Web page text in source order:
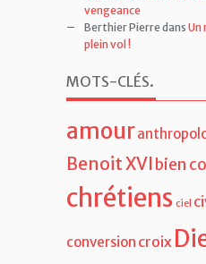
vengeance
Berthier Pierredans Un
plein vol !
MOTS-CLÉS.
amour
Benoit XVIbien
chrétiens ciel
conversion croix